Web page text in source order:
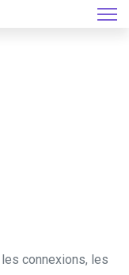
connexions, les